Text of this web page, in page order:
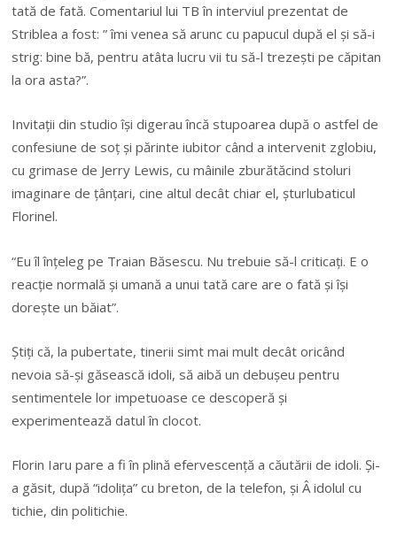
tată de fată. Comentariul lui TB în interviul prezentat de
Striblea a fost: ” îmi venea să arunc cu papucul după el și să-i
strig: bine bă, pentru atâta lucru vii tu să-l trezești pe căpitan
la ora asta?”.
Invitații din studio își digerau încă stupoarea după o astfel de
confesiune de soț și părinte iubitor când a intervenit zglobiu,
cu grimase de Jerry Lewis, cu mâinile zburătăcind stoluri
imaginare de țânțari, cine altul decât chiar el, șturlubaticul
Florinel.
“Eu îl înțeleg pe Traian Băsescu. Nu trebuie să-l criticați. E o
reacție normală și umană a unui tată care are o fată și își
dorește un băiat”.
Știți că, la pubertate, tinerii simt mai mult decât oricând
nevoia să-și găsească idoli, să aibă un debușeu pentru
sentimentele lor impetuoase ce descoperă și
experimentează datul în clocot.
Florin Iaru pare a fi în plină efervescență a căutării de idoli. Și-
a găsit, după “idolița” cu breton, de la telefon, și Â idolul cu
tichie, din politichie.